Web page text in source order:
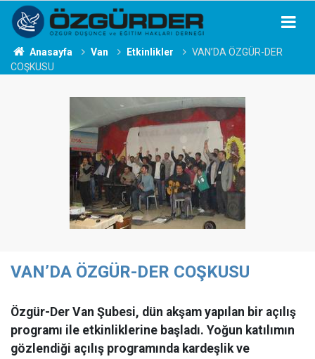
Anasayfa Van Etkinlikler
VAN’DA ÖZGÜR-DER
COŞKUSU
VAN’DA ÖZGÜR-DER COŞKUSU
Özgür-Der Van Şubesi, dün akşam yapılan bir açılış
programı ile etkinliklerine başladı. Yoğun katılımın
gözlendiği açılış programında kardeşlik ve